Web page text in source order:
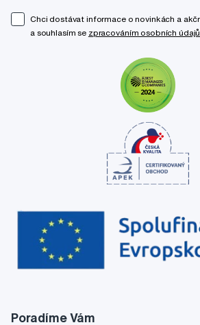
Poradíme Vám
Chci dostávat informace o novinkách a
a souhlasím se zpracováním osobních údajů